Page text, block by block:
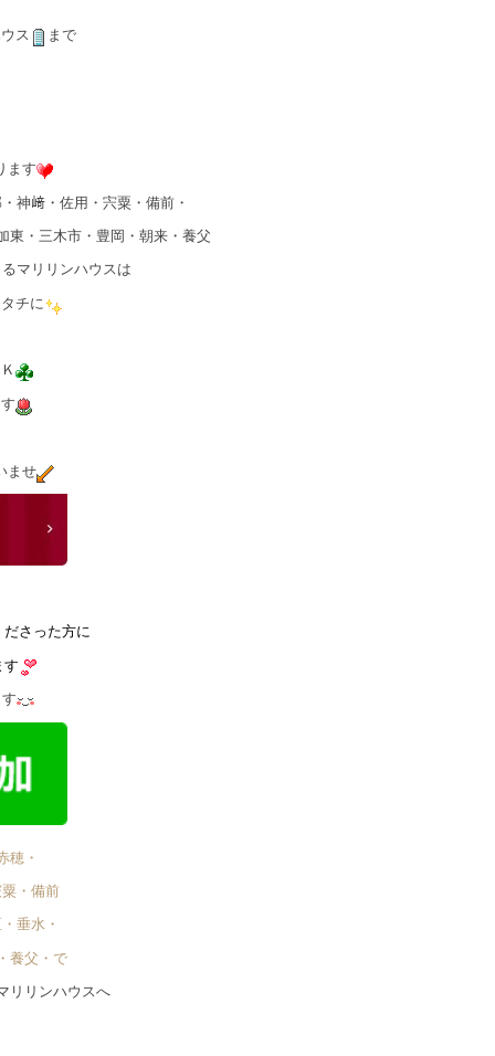
ス まで
ます
神﨑・佐用・宍粟・備前・
東・三木市・豊岡・朝来・養父
マリリンハウスは
チに
ませ
さった方に
す
穂・
・備前
垂水・
養父・で゙
リリンハウスへ